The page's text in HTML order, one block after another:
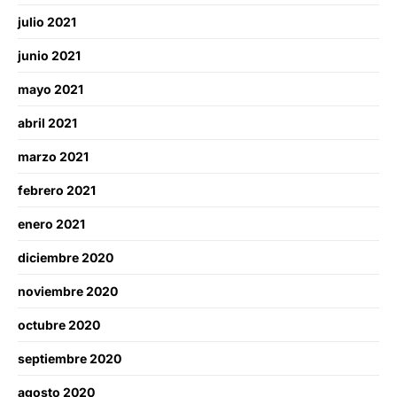
julio 2021
junio 2021
mayo 2021
abril 2021
marzo 2021
febrero 2021
enero 2021
diciembre 2020
noviembre 2020
octubre 2020
septiembre 2020
agosto 2020